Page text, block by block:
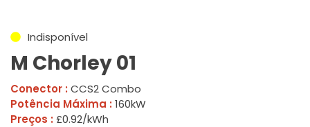
Indisponível
M Chorley 01
Conector : CCS2 Combo
Potência Máxima : 160kW
Preços : £0.92/kWh